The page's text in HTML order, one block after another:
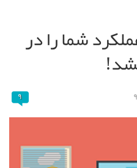
شما را در
۹